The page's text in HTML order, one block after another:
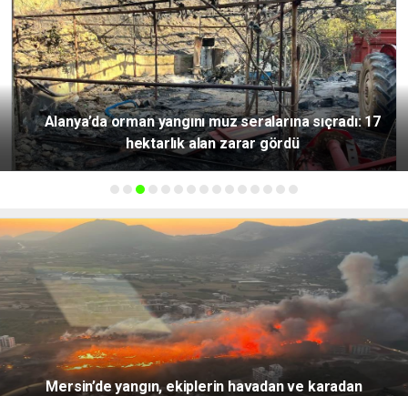
Alanya’da orman yangını muz seralarına sıçradı: 17
hektarlık alan zarar gördü
Alanya’da orman yangını muz seralarına sıçradı: 17